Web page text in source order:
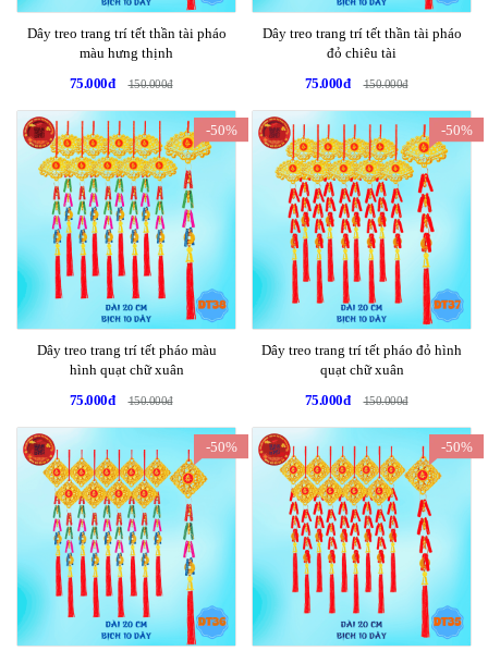
Dây treo trang trí tết thần tài pháo
màu hưng thịnh
75.000đ
150.000đ
Dây treo trang trí tết thần tài pháo
đỏ chiêu tài
75.000đ
150.000đ
-50%
Dây treo trang trí tết pháo màu
hình quạt chữ xuân
75.000đ
150.000đ
-50%
Dây treo trang trí tết pháo đỏ hình
quạt chữ xuân
75.000đ
150.000đ
-50% -50%